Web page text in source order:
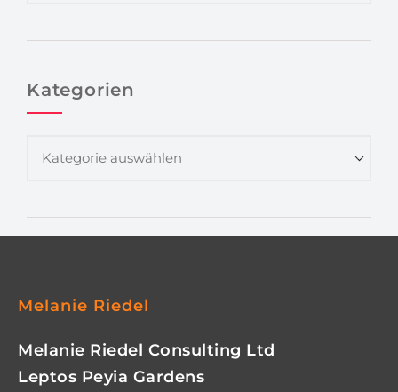
Kategorien
Melanie Riedel
Melanie Riedel Consulting Ltd
Leptos Peyia Gardens